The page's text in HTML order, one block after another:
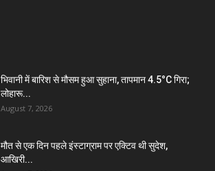
भिवानी में बारिश से मौसम हुआ सुहाना, तापमान 4.5°C गिरा;
लोहारू...
August 7, 2026
मौत से एक दिन पहले इंस्टाग्राम पर एक्टिव थी सुदेश,
आखिरी...